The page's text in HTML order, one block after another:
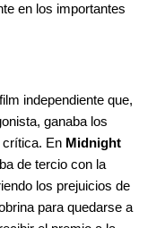
en los importantes
independiente que,
ganaba los
En Midnight
de tercio con la
los prejuicios de
para quedarse a